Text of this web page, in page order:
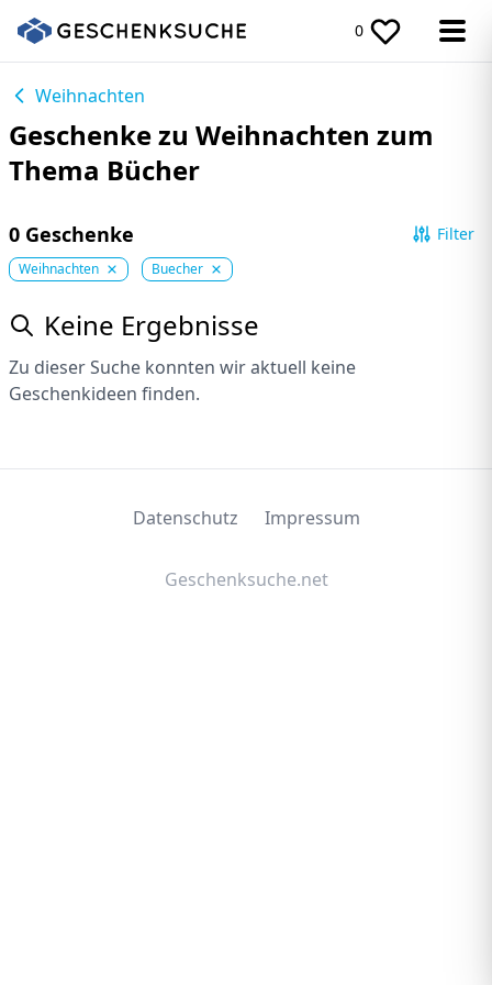
0
Weihnachten
Geschenke zu Weihnachten zum
Thema Bücher
0 Geschenke Filter
Weihnachten Buecher
Keine Ergebnisse
Zu dieser Suche konnten wir aktuell keine
Geschenkideen finden.
Datenschutz Impressum
Geschenksuche.net